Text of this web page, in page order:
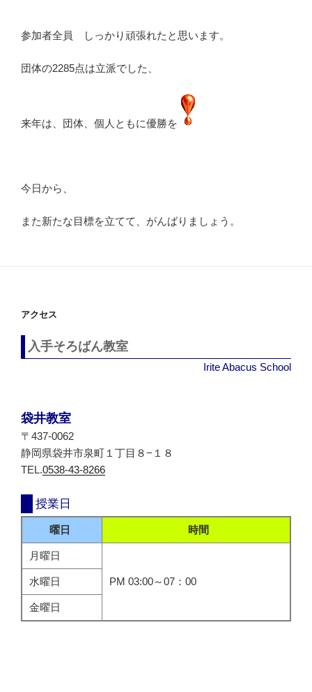
参加者全員 しっかり頑張れたと思います。
団体の2285点は立派でした、
来年は、団体、個人ともに優勝を
今日から、
また新たな目標を立てて、がんばりましょう。
アクセス
入手そろばん教室
Irite Abacus School
袋井教室
〒437-0062
静岡県袋井市泉町１丁目８−１８
TEL.0538-43-8266
授業日
曜日 時間
月曜日
PM 03:00～07：00
水曜日
金曜日